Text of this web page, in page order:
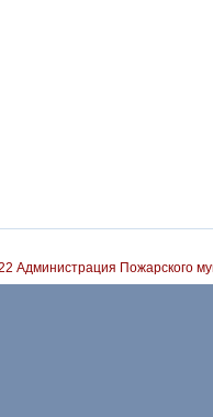
Администрация Пожарского